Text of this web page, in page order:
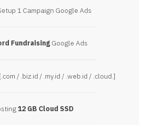
1 Campaign Google Ads
Fundraising Google Ads
/ .biz.id / .my.id / .web.id / .cloud.]
12 GB Cloud SSD